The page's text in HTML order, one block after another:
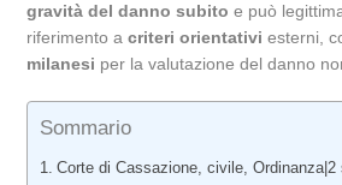
gravità del danno subito e può
riferimento acriteri orientativi esterni,
milanesi per la valutazione del danno
Sommario
Corte di Cassazione, civile, Ordinanza|2